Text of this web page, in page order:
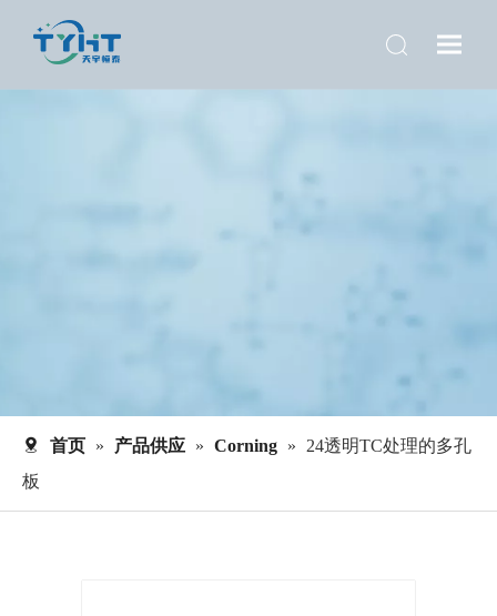
首页 » 产品供应 » Corning »
24透明TC处理的多孔
板